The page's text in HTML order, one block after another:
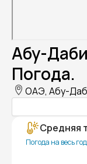
Абу-
Погода.
ОАЭ, Абу-
Средняя
Погода на весь год